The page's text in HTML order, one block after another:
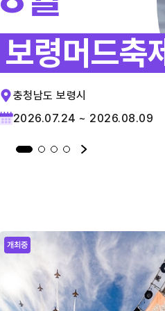
보령머드축
충청남도 보령시
2026.07.24 ~ 2026.08.09
개최중